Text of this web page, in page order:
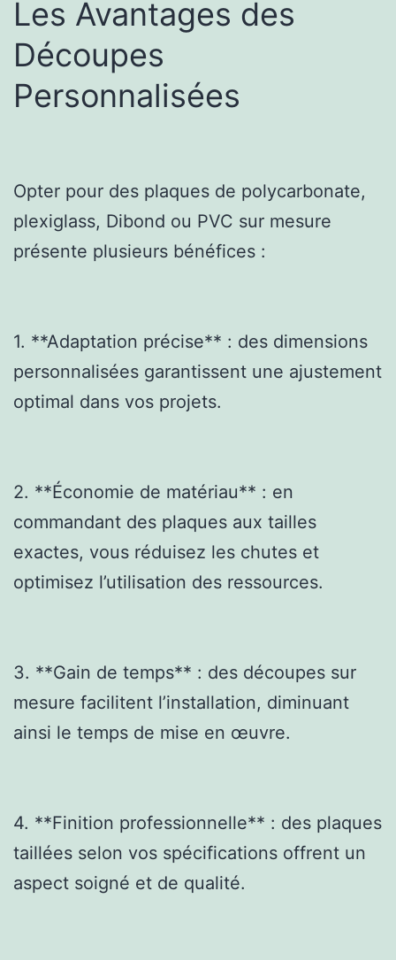
Les Avantages des
Découpes
Personnalisées
Opter pour des plaques de polycarbonate,
plexiglass, Dibond ou PVC sur mesure
présente plusieurs bénéfices :
1. **Adaptation précise** : des dimensions
personnalisées garantissent une ajustement
optimal dans vos projets.
2. **Économie de matériau** : en
commandant des plaques aux tailles
exactes, vous réduisez les chutes et
optimisez l’utilisation des ressources.
3. **Gain de temps** : des découpes sur
mesure facilitent l’installation, diminuant
ainsi le temps de mise en œuvre.
4. **Finition professionnelle** : des plaques
taillées selon vos spécifications offrent un
aspect soigné et de qualité.